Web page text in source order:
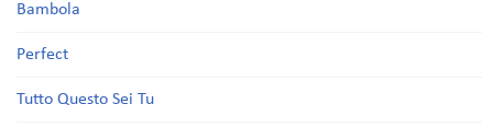
Bambola
Perfect
Tutto Questo Sei Tu